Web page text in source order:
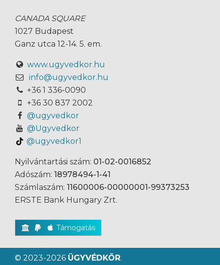
CANADA SQUARE
1027 Budapest
Ganz utca 12-14. 5. em.
www.ugyvedkor.hu
info@ugyvedkor.hu
+36 1 336-0090
+36 30 837 2002
@ugyvedkor
@Ugyvedkor
@ugyvedkor1
Nyilvántartási szám: 01-02-0016852
Adószám: 18978494-1-41
Számlaszám: 11600006-00000001-99373253
ERSTE Bank Hungary Zrt.
Támogatás
© 2023-2026 ÜGYVÉDKÖR.